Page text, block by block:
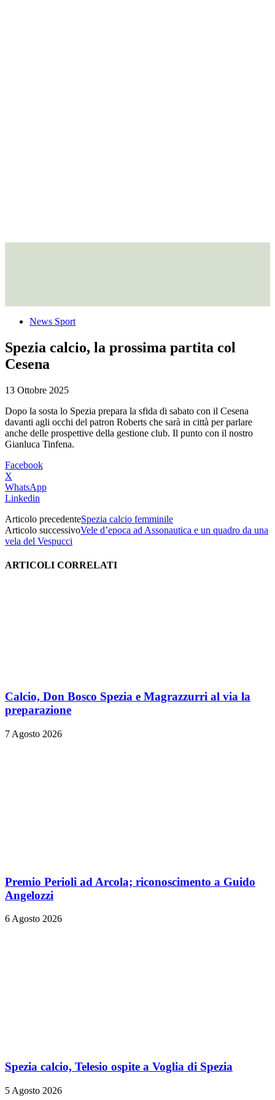
News Sport
Spezia calcio, la prossima partita col
Cesena
13 Ottobre 2025
Dopo la sosta lo Spezia prepara la sfida di sabato con il Cesena
davanti agli occhi del patron Roberts che sarà in città per parlare
anche delle prospettive della gestione club. Il punto con il nostro
Gianluca Tinfena.
Facebook
X
WhatsApp
Linkedin
Articolo precedenteSpezia calcio femminile
Articolo successivoVele d’epoca ad Assonautica e un quadro da una
vela del Vespucci
ARTICOLI CORRELATI
Calcio, Don Bosco Spezia e Magrazzurri al via la
preparazione
7 Agosto 2026
Premio Perioli ad Arcola; riconoscimento a Guido
Angelozzi
6 Agosto 2026
Spezia calcio, Telesio ospite a Voglia di Spezia
5 Agosto 2026